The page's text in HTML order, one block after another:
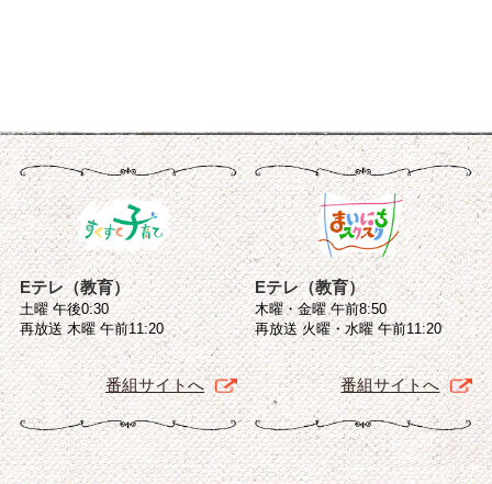
Eテレ（教育）
土曜 午後0:30
再放送 木曜 午前11:20
番組サイトへ
Eテレ（教育）
木曜・金曜 午前8:50
再放送 火曜・水曜 午前11:20
番組サイトへ